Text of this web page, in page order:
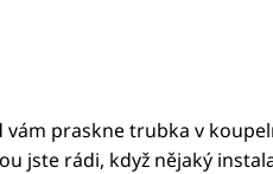
vám praskne trubka v
jste rádi, když nějaký